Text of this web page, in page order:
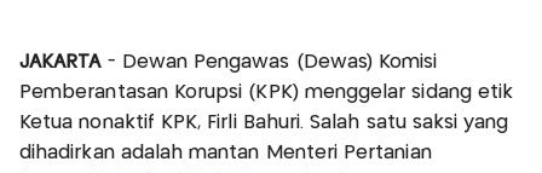
JAKARTA - Dewan Pengawas (Dewas) Komisi
Pemberantasan Korupsi (KPK) menggelar sidang etik
Ketua nonaktif KPK, Firli Bahuri. Salah satu saksi yang
dihadirkan adalah mantan Menteri Pertanian